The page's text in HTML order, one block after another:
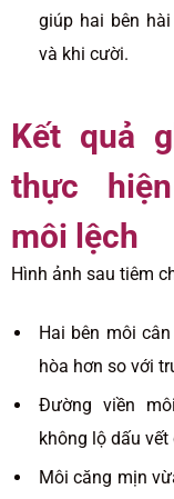
giúp hai bên
và khi cười.
Kết quả
thực
môi lệch
Hình ảnh sau tiêm
Hai bên môi
hòa hơn so với
Đường viền
không lộ dấu
Môi căng mịn